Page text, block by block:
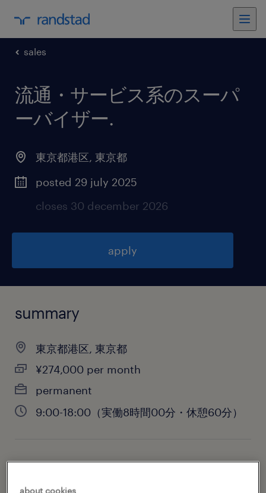
sales
流通・サービス系のスーパ
ーバイザー.
東京都港区, 東京都
posted 29 july 2025
closes 30 december 2026
apply
summary
東京都港区, 東京都
¥274,000 per month
permanent
9:00-18:00（実働8時間00分・休憩60分）
job category
sales
about cookies